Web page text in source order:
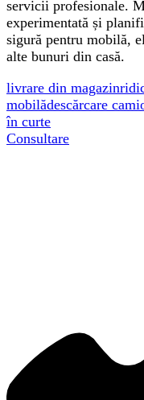
servicii profesionale.
experimentată și
sigură pentru mobilă,
alte bunuri din casă.
livrare din magazin
mobilădescărcare
în curte
Consultare